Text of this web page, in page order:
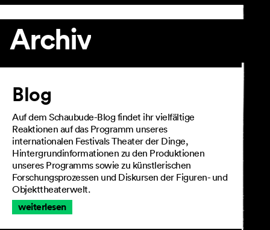
Archiv
Artikel
Blog
Auf dem Schaubude-Blog findet ihr vielfältige
Reaktionen auf das Programm unseres
internationalen Festivals Theater der Dinge,
Hintergrundinformationen zu den Produktionen
unseres Programms sowie zu künstlerischen
Forschungsprozessen und Diskursen der Figuren- und
Objekttheaterwelt.
weiterlesen